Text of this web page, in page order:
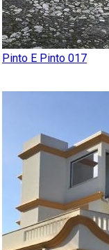
Pinto E Pinto 017